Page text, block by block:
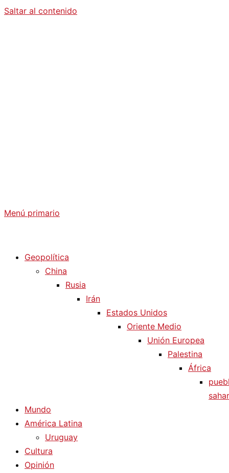
Saltar al contenido
Menú primario
Geopolítica
China
Rusia
Irán
Estados Unidos
Oriente Medio
Unión Europea
Palestina
África
Mundo
América Latina
Uruguay
Cultura
Opinión